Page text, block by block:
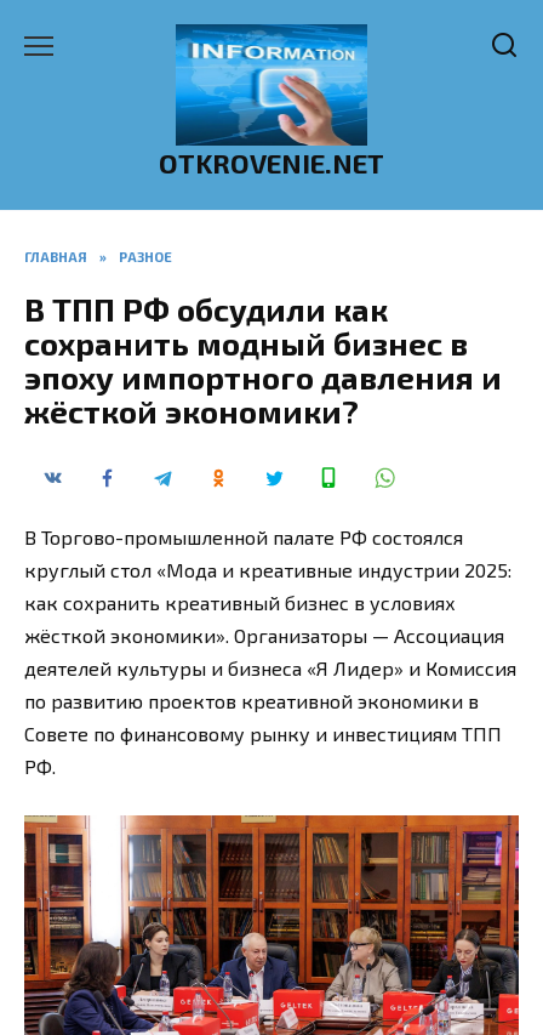
OTKROVENIE.NET
ГЛАВНАЯ » РАЗНОЕ
В ТПП РФ обсудили как
сохранить модный бизнес в
эпоху импортного давления и
жёсткой экономики?
В Торгово-промышленной палате РФ состоялся
круглый стол «Мода и креативные индустрии 2025:
как сохранить креативный бизнес в условиях
жёсткой экономики». Организаторы — Ассоциация
деятелей культуры и бизнеса «Я Лидер» и Комиссия
по развитию проектов креативной экономики в
Совете по финансовому рынку и инвестициям ТПП
РФ.